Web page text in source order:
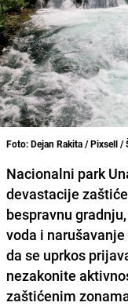
Foto: Dejan Rakita / Pixsell /
Nacionalni park
devastacije
bespravnu
voda i
da se uprkos
nezakonite
zaštićenim